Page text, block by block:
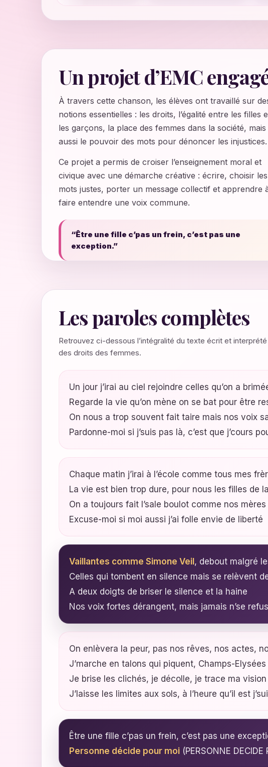
Un projet d’EMC
À travers cette chanson, les élèves ont travaillé sur
notions essentielles : les droits, l’égalité entre les filles
les garçons, la place des femmes dans la société, mais
aussi le pouvoir des mots pour dénoncer les injustices.
Ce projet a permis de croiser l’enseignement moral et
civique avec une démarche créative : écrire, choisir les
mots justes, porter un message collectif et apprendre
faire entendre une voix commune.
“Être une fille c’pas un frein, c’est pas une
exception.”
Les paroles complètes
Retrouvez ci-dessous l’intégralité du texte écrit et
des droits des femmes.
Un jour j’irai au ciel rejoindre celles qu’on a
Regarde la vie qu’on mène on se bat pour être
On nous a trop souvent fait taire mais nos voix
Pardonne-moi si j’suis pas là, c’est que j’cours
Chaque matin j’irai à l’école comme tous mes
La vie est bien trop dure, pour nous les filles de
On a toujours fait l’sale boulot comme nos
Excuse-moi si moi aussi j’ai folle envie de liberté
Vaillantes comme Simone Veil , debout malgré
Celles qui tombent en silence mais se relèvent
A deux doigts de briser le silence et la haine
Nos voix fortes dérangent, mais jamais n’se
On enlèvera la peur, pas nos rêves, nos actes,
J’marche en talons qui piquent, Champs-
Je brise les clichés, je décolle, je trace ma vision
J’laisse les limites aux sols, à l’heure qu’il est
Personne décide pour moi (PERSONNE DECIDE